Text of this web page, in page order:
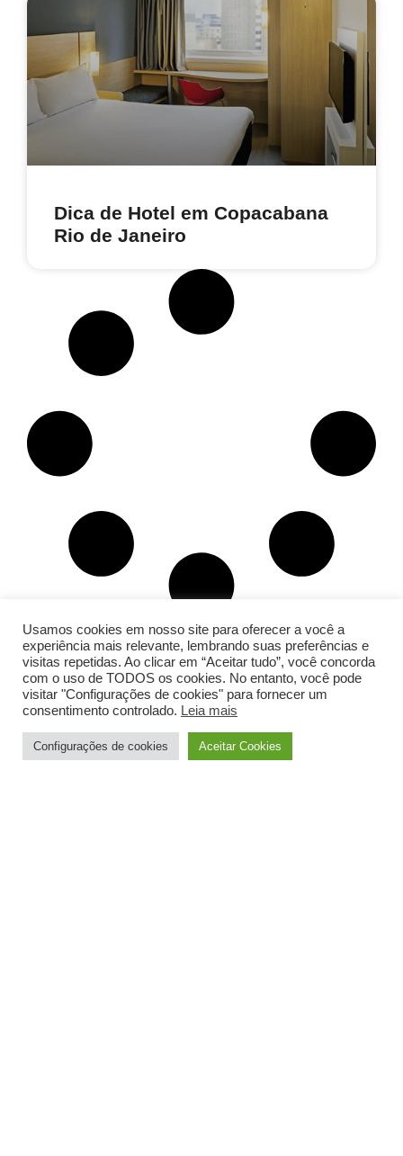
Dica de Hotel em Copacabana
Rio de Janeiro
Compartilhe
Usamos cookies em nosso site para oferecer a você a
experiência mais relevante, lembrando suas preferências e
visitas repetidas. Ao clicar em “Aceitar tudo”, você concorda
com o uso de TODOS os cookies. No entanto, você pode
visitar "Configurações de cookies" para fornecer um
consentimento controlado. Leia mais
Configurações de cookies Aceitar Cookies